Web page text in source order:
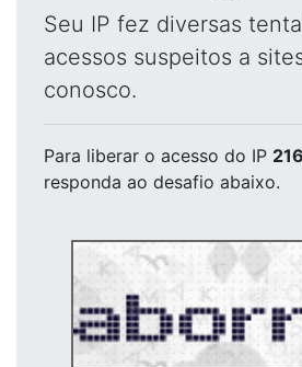
Seu IP fez diversas
acessos suspeitos a
conosco.
Para liberar o acesso do IP
responda ao desafio abaixo.